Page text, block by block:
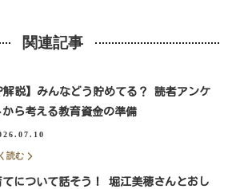
関連記事
解説】みんなどう貯めてる？ 読者アンケ
から考える教育資金の準備
読む
てについて話そう！ 堀江美穂さんとおし